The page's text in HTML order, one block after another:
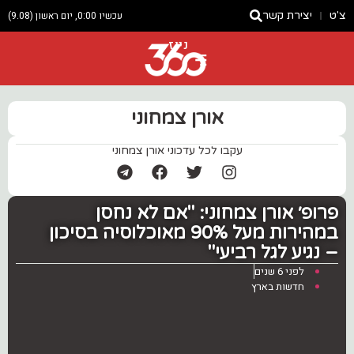
צ'ט יצירת קשר עכשיו 0:00, יום ראשון (9.08)
ניוז
אורן צמחוני
עקבו לכל עדכוני אורן צמחוני
פרופ׳ אורן צמחוני: "אם לא נחסן
במהירות מעל 90% מאוכלוסיה בסיכון
– נגיע לגל רביעי"
לפני 6 שנים
חדשות בארץ